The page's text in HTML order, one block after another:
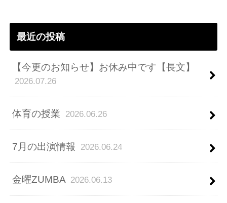
最近の投稿
【今更のお知らせ】お休み中です【長文】
2026.07.26
体育の授業 2026.06.26
7月の出演情報 2026.06.24
金曜ZUMBA 2026.06.13